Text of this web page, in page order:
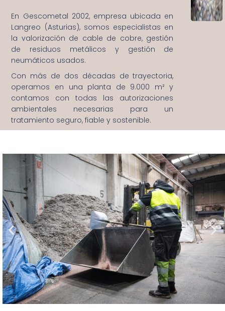
En Gescometal 2002, empresa ubicada en
Langreo (Asturias), somos especialistas en
la valorización de cable de cobre, gestión
de residuos metálicos y gestión de
neumáticos usados.
Con más de dos décadas de trayectoria,
operamos en una planta de 9.000 m² y
contamos con todas las autorizaciones
ambientales necesarias para un
tratamiento seguro, fiable y sostenible.